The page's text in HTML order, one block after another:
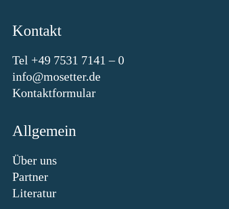
Kontakt
Tel +49 7531 7141 – 0
info@mosetter.de
Kontaktformular
Allgemein
Über uns
Partner
Literatur